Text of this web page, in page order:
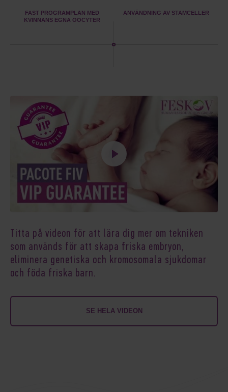
FAST PROGRAMPLAN MED
KVINNANS EGNA OOCYTER
ANVÄNDNING AV STAMCELLER
Titta på videon för att lära dig mer om tekniken
som används för att skapa friska embryon,
eliminera genetiska och kromosomala sjukdomar
och föda friska barn.
SE HELA VIDEON